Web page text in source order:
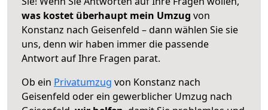
was kostet überhaupt mein Umzug von
Konstanz nach Geisenfeld – dann wählen Sie sie
uns, denn wir haben immer die passende
Antwort auf Ihre Fragen parat.
Ob ein Privatumzug von Konstanz nach
Geisenfeld oder ein gewerblicher Umzug nach